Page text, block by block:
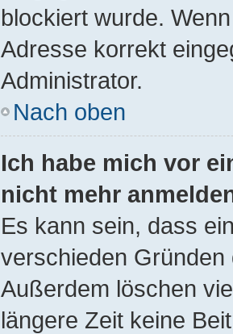
blockiert wurde.
Adresse korrekt
Administrator.
Nach oben
Ich habe mich vor
nicht mehr
Es kann sein, dass
verschieden
Außerdem löschen
längere Zeit keine